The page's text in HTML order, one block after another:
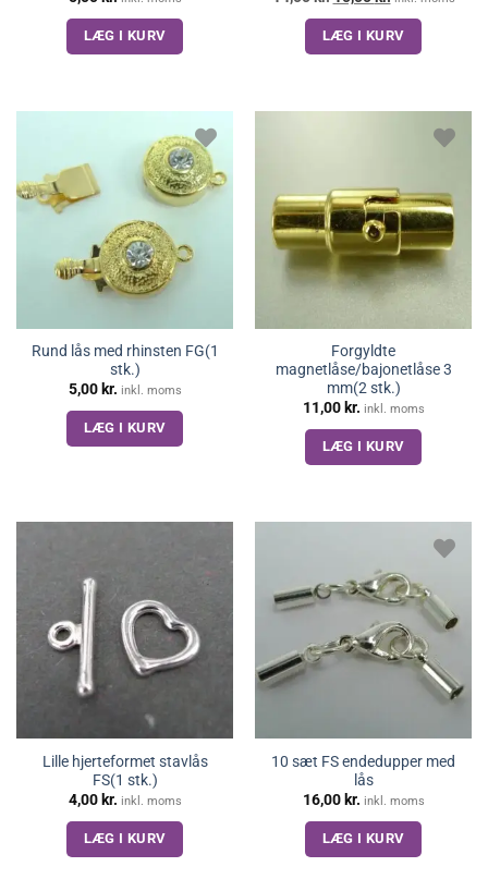
LÆG I KURV
oprindelige
pris
var:
14,00 kr..
aktuelle
pris
er:
10,00 kr..
LÆG I KURV
Rund lås med rhinsten FG(1
stk.)
5,00 kr. inkl. moms
LÆG I KURV
Forgyldte
magnetlåse/bajonetlåse 3
mm(2 stk.)
11,00 kr. inkl. moms
LÆG I KURV
Lille hjerteformet stavlås
FS(1 stk.)
4,00 kr. inkl. moms
LÆG I KURV
10 sæt FS endedupper med
lås
16,00 kr. inkl. moms
LÆG I KURV